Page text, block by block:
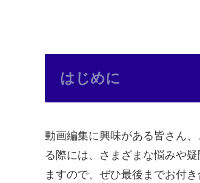
はじめに
動画編集に興味がある皆さん
る際には、さまざまな悩みや
ますので、ぜひ最後までお付き